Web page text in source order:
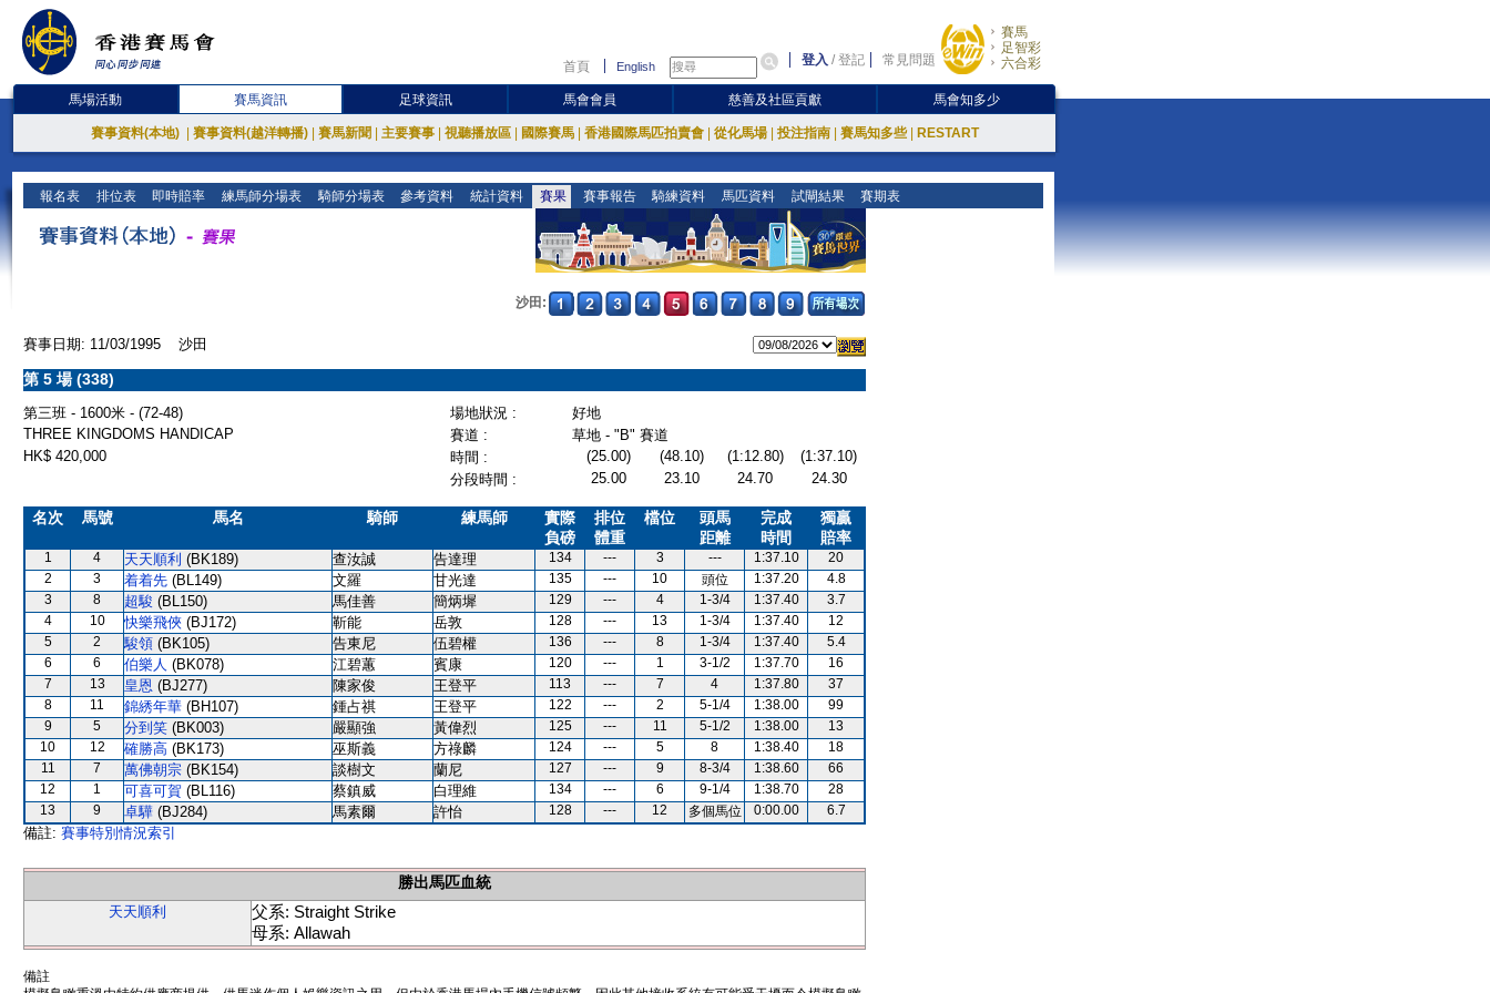
首頁 English 登入 /登記 常見問題
賽馬
足智彩
六合彩
馬場活動 賽馬資訊 足球資訊 馬會會員 慈善及社區貢獻 馬會知多少
賽事資料(本地) 賽事資料(越洋轉播) 賽馬新聞 主要賽事 視聽播放區 國際賽馬 香港國際馬匹拍賣會 從化馬場 投注指南 賽馬知多些 RESTART
報名表 排位表 即時賠率 練馬師分場表 騎師分場表 參考資料 統計資料 賽果 賽事報告 騎練資料 馬匹資料 試閘結果 賽期表
沙田:
賽事日期: 11/03/1995 沙田
第 5 場 (338)
第三班 - 1600米 - (72-48) 場地狀況 :
好地
THREE KINGDOMS HANDICAP
賽道 :
草地 - "B" 賽道
HK$ 420,000
時間 : (25.00) (48.10) (1:12.80)
(1:37.10)
分段時間 :
25.00 23.10 24.70 24.30
名次 馬號 馬名 騎師 練馬師
實際
負磅
排位
體重
檔位
頭馬
距離
完成
時間
獨贏
賠率
1 4 天天順利 (BK189) 查汝誠 告達理 134 --- 3 --- 1:37.10
20
2
3 着着先 (BL149) 文羅 甘光達 135 --- 10 頭位 1:37.20
4.8
3
8 超駿 (BL150) 馬佳善 簡炳墀 129 --- 4 1-3/4 1:37.40
3.7
4
10 快樂飛俠 (BJ172) 靳能 岳敦 128 --- 13 1-3/4 1:37.40
12
5
2 駿領 (BK105) 告東尼 伍碧權 136 --- 8 1-3/4 1:37.40
5.4
6
6 伯樂人 (BK078) 江碧蕙 賓康 120 --- 1 3-1/2 1:37.70
16
7
13 皇恩 (BJ277) 陳家俊 王登平 113 --- 7 4 1:37.80
37
8
11 錦綉年華 (BH107) 鍾占祺 王登平 122 --- 2 5-1/4 1:38.00
99
9
5 分到笑 (BK003) 嚴顯強 黃偉烈 125 --- 11 5-1/2 1:38.00
13
10
12 確勝高 (BK173) 巫斯義 方祿麟 124 --- 5 8 1:38.40
18
11
7 萬佛朝宗 (BK154) 談樹文 蘭尼 127 --- 9 8-3/4 1:38.60
66
12
1 可喜可賀 (BL116) 蔡鎮威 白理維 134 --- 6 9-1/4 1:38.70
28
13
9 卓驊 (BJ284) 馬素爾 許怡 128 --- 12 多個馬位 0:00.00 6.7
備註: 賽事特別情況索引
勝出馬匹血統
天天順利
父系: Straight Strike
母系: Allawah
備註